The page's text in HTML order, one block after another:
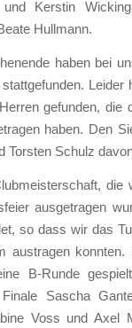
Kers­tin
Hull­mann.
haben bei
Lei­der
gefun­den, die
haben. Den
Tors­ten Schulz
die
aus­ge­tra­gen
so dass wir das
aus­tra­gen
B‑Runde
Sascha
Voss und Axel